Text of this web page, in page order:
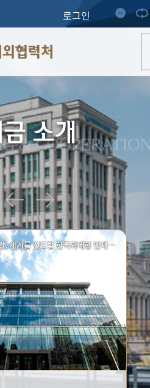
로그인
협력처
소개
&
미래를 이끌어나갈, 세계를 선도할 한국외대형 인재양성